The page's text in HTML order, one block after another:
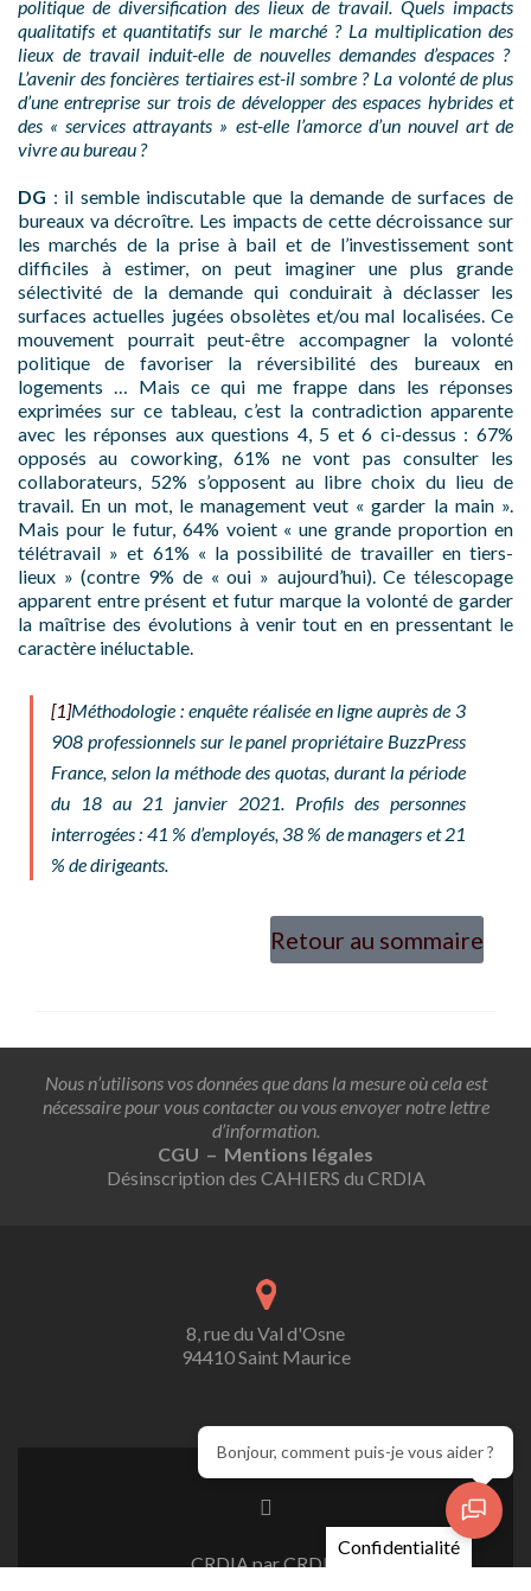
politique de diversification des lieux de travail. Quels impacts
qualitatifs et quantitatifs sur le marché ? La multiplication des
lieux de travail induit-elle de nouvelles demandes d’espaces ?
L’avenir des foncières tertiaires est-il sombre ? La volonté de plus
d’une entreprise sur trois de développer des espaces hybrides et
des « services attrayants » est-elle l’amorce d’un nouvel art de
vivre au bureau ?
DG : il semble indiscutable que la demande de surfaces de
bureaux va décroître. Les impacts de cette décroissance sur
les marchés de la prise à bail et de l’investissement sont
difficiles à estimer, on peut imaginer une plus grande
sélectivité de la demande qui conduirait à déclasser les
surfaces actuelles jugées obsolètes et/ou mal localisées. Ce
mouvement pourrait peut-être accompagner la volonté
politique de favoriser la réversibilité des bureaux en
logements … Mais ce qui me frappe dans les réponses
exprimées sur ce tableau, c’est la contradiction apparente
avec les réponses aux questions 4, 5 et 6 ci-dessus : 67%
opposés au coworking, 61% ne vont pas consulter les
collaborateurs, 52% s’opposent au libre choix du lieu de
travail. En un mot, le management veut « garder la main ».
Mais pour le futur, 64% voient « une grande proportion en
télétravail » et 61% « la possibilité de travailler en tiers-
lieux » (contre 9% de « oui » aujourd’hui). Ce télescopage
apparent entre présent et futur marque la volonté de garder
la maîtrise des évolutions à venir tout en en pressentant le
caractère inéluctable.
[1]Méthodologie : enquête réalisée en ligne auprès de 3
908 professionnels sur le panel propriétaire BuzzPress
France, selon la méthode des quotas, durant la période
du 18 au 21 janvier 2021. Profils des personnes
interrogées : 41 % d’employés, 38 % de managers et 21
% de dirigeants.
Retour au sommaire
Nous n’utilisons vos données que dans la mesure où cela est
nécessaire pour vous contacter ou vous envoyer notre lettre
d’information.
CGU – Mentions légales
Désinscription des CAHIERS du CRDIA
8, rue du Val d'Osne
94410 Saint Maurice
CRDIA par CRDIA
Bonjour, comment puis-je vous aider ?
Confidentialité